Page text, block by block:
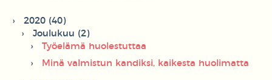
2020 (40)
Joulukuu (2)
Työelämä huolestuttaa
Minä valmistun kandiksi, kaikesta huolimatta